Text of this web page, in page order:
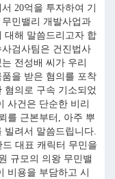
20억을 투자하여 기
민밸리 개발사업과
대해 말씀드리고자 합
검사팀은 건진법사
전성배 씨가 우리
을 받은 혐의를 포착
혐의로 구속 기소되었
사건은 단순한 비리
를 근본부터, 아주 뿌
빌려서 말씀드립니다.
대표 캐릭터 무민을
규모의 의왕 무민밸
비용을 부담하고 시